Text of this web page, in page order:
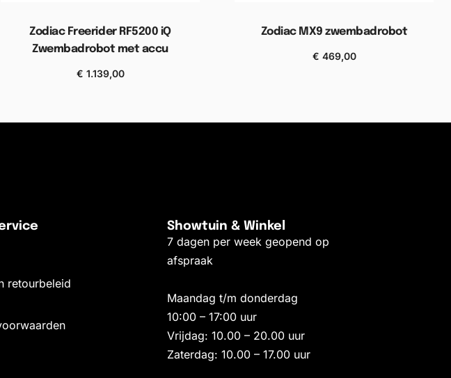
Zodiac Freerider RF5200 iQ
Zwembadrobot met accu
€ 1.139,00
Zodiac MX9 zwembadrobot
€ 469,00
retourbeleid
Showtuin & Winkel
7 dagen per week geopend op
afspraak
Maandag t/m donderdag
10:00 – 17:00 uur
Vrijdag: 10.00 – 20.00 uur
Zaterdag: 10.00 – 17.00 uur